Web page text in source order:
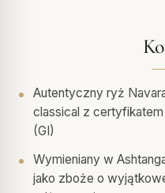
Autentyczny ryż
classical z
(GI)
Wymieniany w
jako zboże o